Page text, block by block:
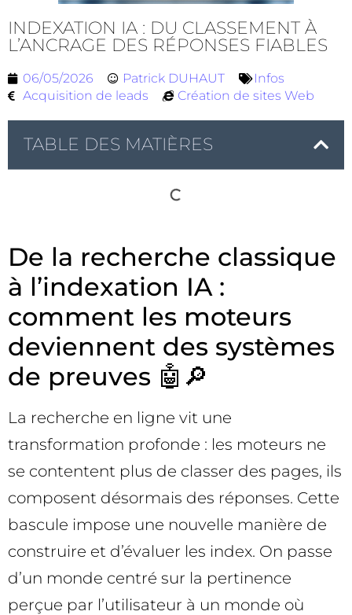
INDEXATION IA : DU CLASSEMENT À
L’ANCRAGE DES RÉPONSES FIABLES
06/05/2026 Patrick DUHAUT
Infos
Acquisition de leads
Création de sites Web
TABLE DES MATIÈRES
De la recherche classique
à l’indexation IA :
comment les moteurs
deviennent des systèmes
de preuves 🤖🔎
La recherche en ligne vit une
transformation profonde : les moteurs ne
se contentent plus de classer des pages, ils
composent désormais des réponses. Cette
bascule impose une nouvelle manière de
construire et d’évaluer les index. On passe
d’un monde centré sur la pertinence
perçue par l’utilisateur à un monde où